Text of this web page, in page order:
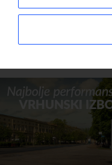
Transporter